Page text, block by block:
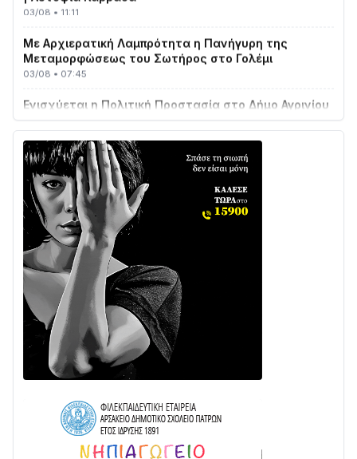
Μεταμορφώσεως του Σωτήρος στο Γολέμι
03/08 • 07:45
με δύο νέα υδροφόρα οχήματα
Διαβάστε την «Ναυπακτία» που κυκλοφορεί
31/07 • 08:16
Δωρίδα για Όλους: «Καμία εκχώρηση των νερών
στην ΕΥΔΑΠ»
28/07 • 21:46
Διαβάστε την «Ναυπακτία» που κυκλοφορεί
24/07 • 11:31
ΕΚΤΑΚΤΟ – ΝΑΥΠΑΚΤΙΑ: ΣΥΝΑΓΕΡΜΟΣ ΣΤΗΝ
ΠΥΡΟΣΒΕΣΤΙΚΗ ΓΙΑ ΦΩΤΙΑ ΣΤΟΝ ΑΓΙΟ ΗΛΙΑ ΠΡΙΝ ΤΗ
ΓΡΑΝΙΤΣΑ
24/07 • 11:03
ΤΟ ΠΑΡΤΥ ΣΥΝΕΧΙΖΕΤΑΙ…
Στο σκοτάδι μεγάλο μέρος στο Λυγιά Ναυπάκτου